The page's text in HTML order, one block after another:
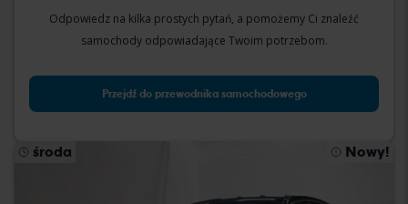
Odpowiedz na kilka prostych pytań, a pomożemy Ci znaleźć
samochody odpowiadające Twoim potrzebom.
Przejdź do przewodnika samochodowego
środa Nowy!